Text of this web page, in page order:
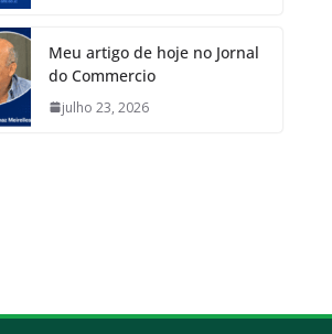
Meu artigo de hoje no Jornal
do Commercio
julho 23, 2026